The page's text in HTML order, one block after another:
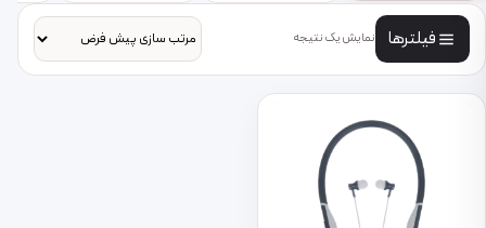
فیلترها نمایش یک نتیجه